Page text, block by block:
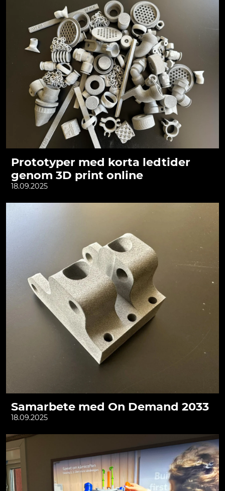
Prototyper med korta ledtider
genom 3D print online
18.09.2025
Samarbete med On Demand 2033
18.09.2025